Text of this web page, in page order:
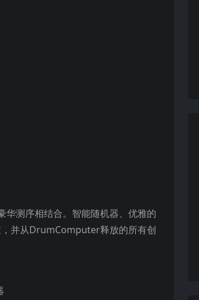
测序相结合。智能随机器、优雅的
并从DrumComputer释放的所有创